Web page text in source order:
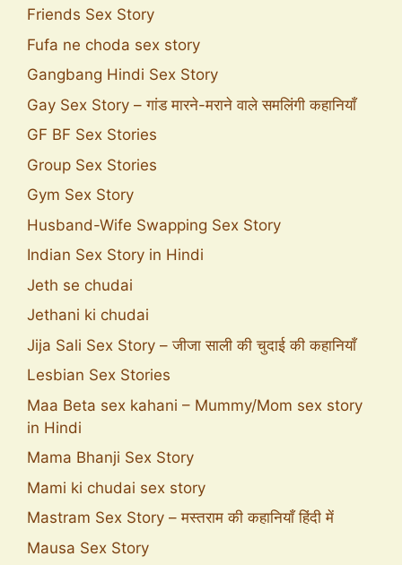
Friends Sex Story
Fufa ne choda sex story
Gangbang Hindi Sex Story
Gay Sex Story – गांड मारने-मराने वाले समलिंगी कहानियाँ
GF BF Sex Stories
Group Sex Stories
Gym Sex Story
Husband-Wife Swapping Sex Story
Indian Sex Story in Hindi
Jeth se chudai
Jethani ki chudai
Jija Sali Sex Story – जीजा साली की चुदाई की कहानियाँ
Lesbian Sex Stories
Maa Beta sex kahani – Mummy/Mom sex story
in Hindi
Mama Bhanji Sex Story
Mami ki chudai sex story
Mastram Sex Story – मस्तराम की कहानियाँ हिंदी में
Mausa Sex Story